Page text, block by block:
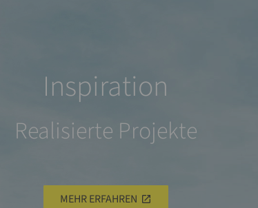
Inspiration
Realisierte Projekte
MEHR ERFAHREN